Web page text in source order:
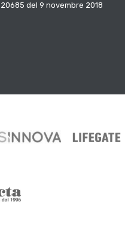
20685 del 9 novembre 2018